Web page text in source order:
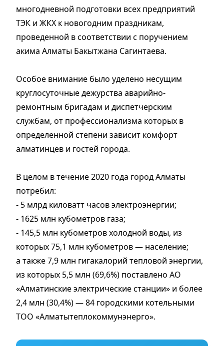
многодневной подготовки всех предприятий
ТЭК и ЖКХ к новогодним праздникам,
проведенной в соответствии с поручением
акима Алматы Бакытжана Сагинтаева.
Особое внимание было уделено несущим
круглосуточные дежурства аварийно-
ремонтным бригадам и диспетчерским
службам, от профессионализма которых в
определенной степени зависит комфорт
алматинцев и гостей города.
В целом в течение 2020 года город Алматы
потребил:
- 5 млрд киловатт часов электроэнергии;
- 1625 млн кубометров газа;
- 145,5 млн кубометров холодной воды, из
которых 75,1 млн кубометров — население;
а также 7,9 млн гигакалорий тепловой энергии,
из которых 5,5 млн (69,6%) поставлено АО
«Алматинские электрические станции» и более
2,4 млн (30,4%) — 84 городскими котельными
ТОО «Алматытеплокоммунэнерго».